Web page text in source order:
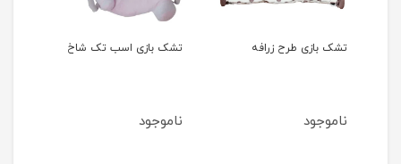
تشک بازی طرح زرافه
ناموجود
تشک بازی اسب تک شاخ
ناموجود